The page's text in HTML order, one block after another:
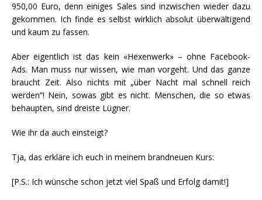
950,00 Euro, denn einiges Sales sind inzwischen wieder dazu
gekommen. Ich finde es selbst wirklich absolut überwältigend
und kaum zu fassen.
Aber eigentlich ist das kein «Hexenwerk» – ohne Facebook-
Ads. Man muss nur wissen, wie man vorgeht. Und das ganze
braucht Zeit. Also nichts mit „über Nacht mal schnell reich
werden“! Nein, sowas gibt es nicht. Menschen, die so etwas
behaupten, sind dreiste Lügner.
Wie ihr da auch einsteigt?
Tja, das erkläre ich euch in meinem brandneuen Kurs:
[P.S.: Ich wünsche schon jetzt viel Spaß und Erfolg damit!]